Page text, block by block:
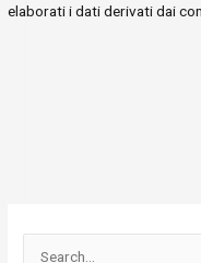
elaborati i dati derivati dai